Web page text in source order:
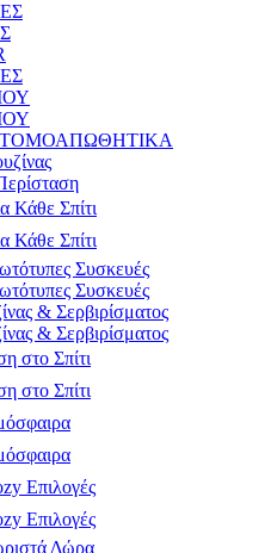
Κάθε Σπίτι
Κάθε Σπίτι
Συσκευές
Συσκευές
& Σερβιρίσματος
& Σερβιρίσματος
στο Σπίτι
στο Σπίτι
Επιλογές
Επιλογές
Δώρα